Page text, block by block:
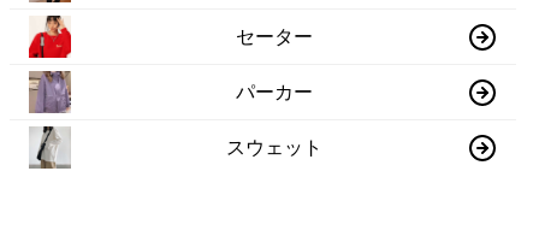
セーター
パーカー
スウェット